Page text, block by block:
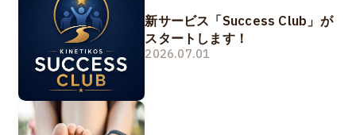
新サービス「Success Club」が
スタートします！
2026.07.01